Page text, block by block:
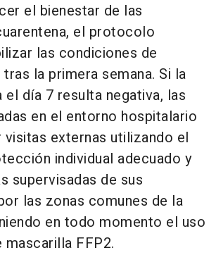
el bienestar de las
el protocolo
las condiciones de
la primera semana. Si la
el día 7 resulta negativa, las
en el entorno hospitalario
externas utilizando el
individual adecuado y
supervisadas de sus
las zonas comunes de la
en todo momento el uso
FFP2.